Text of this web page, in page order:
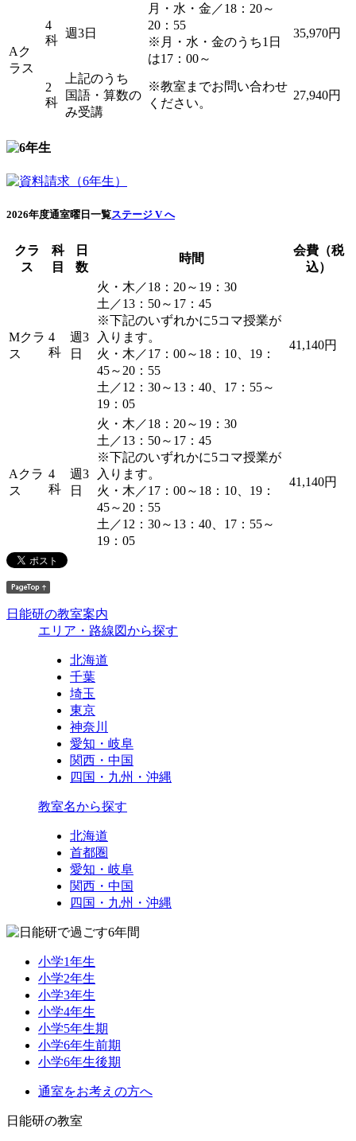
Aク
ラス
4
科
週3日
月・水・金／18：20～
20：55
※月・水・金のうち1日
は17：00～
35,970円
2
科
上記のうち
国語・算数の
み受講
※教室までお問い合わせ
ください。
27,940円
2026年度通室曜日一覧ステージ V へ
クラ
ス
科
目
日
数
時間
会費（税
込）
Mクラ
ス
4
科
週3
日
火・木／18：20～19：30
土／13：50～17：45
※下記のいずれかに5コマ授業が
入ります。
火・木／17：00～18：10、19：
45～20：55
土／12：30～13：40、17：55～
19：05
41,140円
Aクラ
ス
4
科
週3
日
火・木／18：20～19：30
土／13：50～17：45
※下記のいずれかに5コマ授業が
入ります。
火・木／17：00～18：10、19：
45～20：55
土／12：30～13：40、17：55～
19：05
41,140円
日能研の教室案内
エリア・路線図から探す
北海道
千葉
埼玉
東京
神奈川
愛知・岐阜
関西・中国
四国・九州・沖縄
教室名から探す
北海道
首都圏
愛知・岐阜
関西・中国
四国・九州・沖縄
小学1年生
小学2年生
小学3年生
小学4年生
小学5年生期
小学6年生前期
小学6年生後期
通室をお考えの方へ
日能研の教室